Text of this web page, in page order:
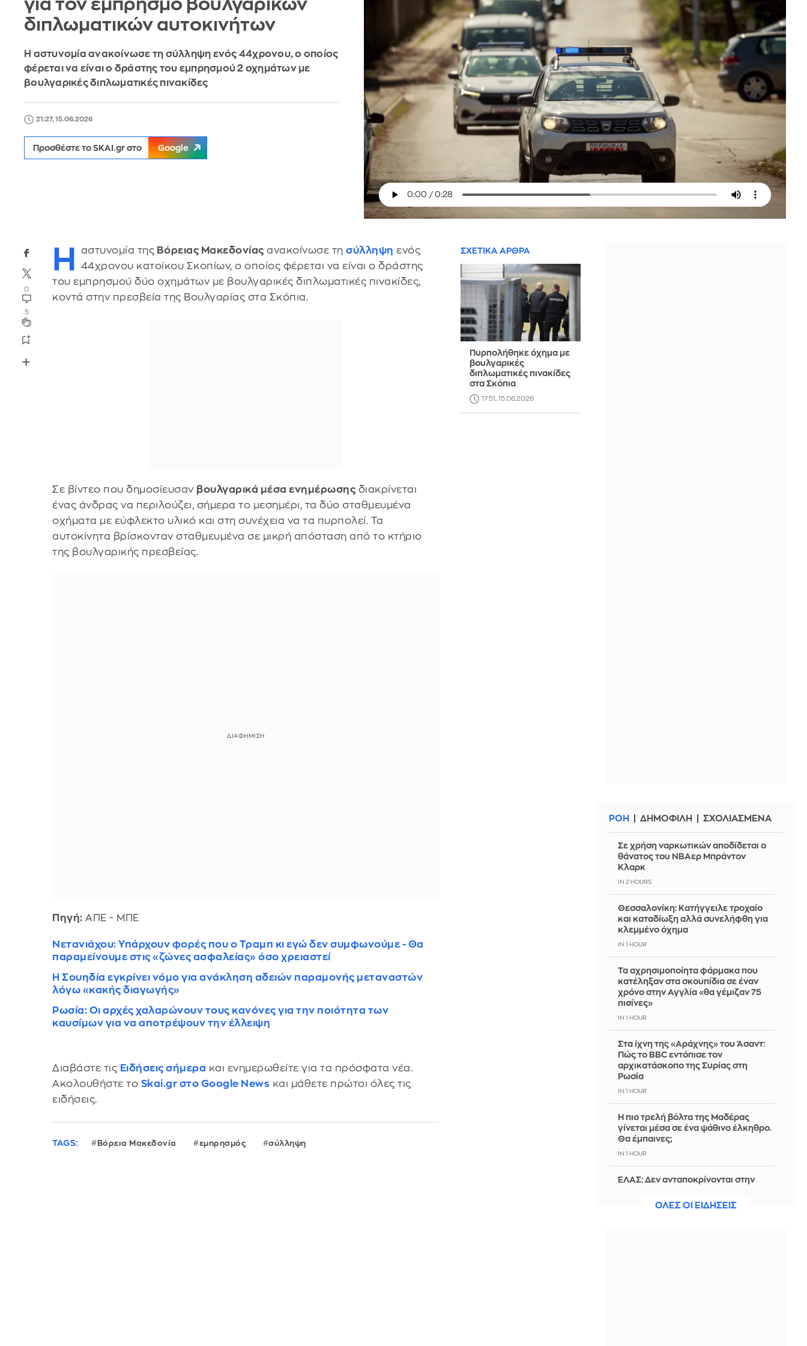
για τον εμπρησμό βουλγαρικών
διπλωματικών αυτοκινήτων
Η αστυνομία ανακοίνωσε τη σύλληψη ενός 44χρονου, ο οποίος
φέρεται να είναι ο δράστης του εμπρησμού 2 οχημάτων με
βουλγαρικές διπλωματικές πινακίδες
21:27, 15.06.2026
Προσθέστε το SKAI.gr στο Google
0
5
Η αστυνομία της Βόρειας Μακεδονίας ανακοίνωσε τησύλληψη ενός
44χρονου κατοίκου Σκοπίων, ο οποίος φέρεται να είναι ο δράστης
του εμπρησμού δύο οχημάτων με βουλγαρικές διπλωματικές πινακίδες,
κοντά στην πρεσβεία της Βουλγαρίας στα Σκόπια.
Σε βίντεο που δημοσίευσαν βουλγαρικά μέσα ενημέρωσης διακρίνεται
ένας άνδρας να περιλούζει, σήμερα το μεσημέρι, τα δύο σταθμευμένα
οχήματα με εύφλεκτο υλικό και στη συνέχεια να τα πυρπολεί. Τα
αυτοκίνητα βρίσκονταν σταθμευμένα σε μικρή απόσταση από το κτήριο
της βουλγαρικής πρεσβείας.
Πηγή: ΑΠΕ - ΜΠΕ
Νετανιάχου: Υπάρχουν φορές που ο Τραμπ κι εγώ δεν συμφωνούμε - Θα
παραμείνουμε στις «ζώνες ασφαλείας» όσο χρειαστεί
Η Σουηδία εγκρίνει νόμο για ανάκληση αδειών παραμονής μεταναστών
λόγω «κακής διαγωγής»
Ρωσία: Οι αρχές χαλαρώνουν τους κανόνες για την ποιότητα των
καυσίμων για να αποτρέψουν την έλλειψη
Διαβάστε τις Ειδήσεις σήμερα και ενημερωθείτε για τα πρόσφατα νέα.
Ακολουθήστε το Skai.gr στο Google News και μάθετε πρώτοι όλες τις
ειδήσεις.
TAGS: Βόρεια Μακεδονία εμπρησμός σύλληψη
ΣΧΕΤΙΚΑ ΑΡΘΡΑ
Πυρπολήθηκε όχημα με
βουλγαρικές
διπλωματικές πινακίδες
στα Σκόπια
17:51, 15.06.2026
ΡΟΗ ΔΗΜΟΦΙΛΗ ΣΧΟΛΙΑΣΜΕΝΑ
Σε χρήση ναρκωτικών αποδίδεται ο
θάνατος του ΝΒΑερ Μπράντον
Κλαρκ
IN 2 HOURS
Θεσσαλονίκη: Κατήγγειλε τροχαίο
και καταδίωξη αλλά συνελήφθη για
κλεμμένο όχημα
IN 1 HOUR
Τα αχρησιμοποίητα φάρμακα που
κατέληξαν στα σκουπίδια σε έναν
χρόνο στην Αγγλία «θα γέμιζαν 75
πισίνες»
IN 1 HOUR
Στα ίχνη της «Αράχνης» του Άσαντ:
Πώς το BBC εντόπισε τον
αρχικατάσκοπο της Συρίας στη
Ρωσία
IN 1 HOUR
Η πιο τρελή βόλτα της Μαδέρας
γίνεται μέσα σε ένα ψάθινο έλκηθρο.
Θα έμπαινες;
IN 1 HOUR
ΕΛΑΣ: Δεν ανταποκρίνονται στην
απόπειρας προσέγγισης ανήλικης
ΟΛΕΣ ΟΙ ΕΙΔΗΣΕΙΣ